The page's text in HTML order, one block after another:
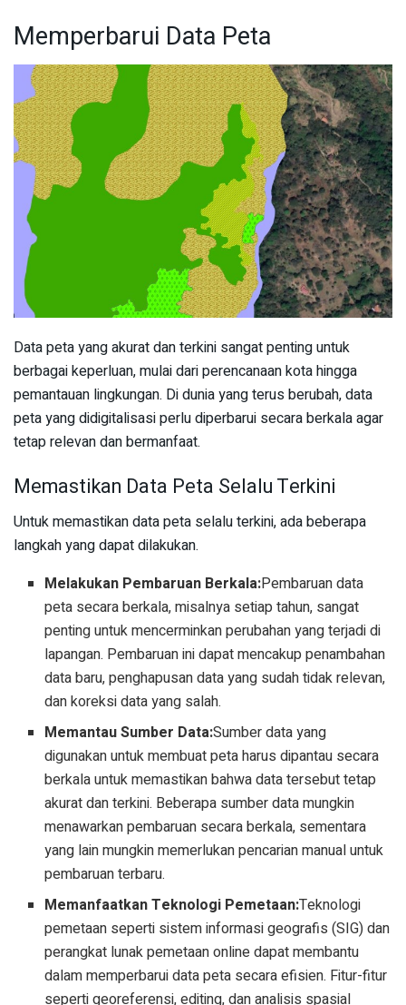
Memperbarui Data Peta
Data peta yang akurat dan terkini sangat penting untuk
berbagai keperluan, mulai dari perencanaan kota hingga
pemantauan lingkungan. Di dunia yang terus berubah, data
peta yang didigitalisasi perlu diperbarui secara berkala agar
tetap relevan dan bermanfaat.
Memastikan Data Peta Selalu Terkini
Untuk memastikan data peta selalu terkini, ada beberapa
langkah yang dapat dilakukan.
Melakukan Pembaruan Berkala:Pembaruan data
peta secara berkala, misalnya setiap tahun, sangat
penting untuk mencerminkan perubahan yang terjadi di
lapangan. Pembaruan ini dapat mencakup penambahan
data baru, penghapusan data yang sudah tidak relevan,
dan koreksi data yang salah.
Memantau Sumber Data:Sumber data yang
digunakan untuk membuat peta harus dipantau secara
berkala untuk memastikan bahwa data tersebut tetap
akurat dan terkini. Beberapa sumber data mungkin
menawarkan pembaruan secara berkala, sementara
yang lain mungkin memerlukan pencarian manual untuk
pembaruan terbaru.
Memanfaatkan Teknologi Pemetaan:Teknologi
pemetaan seperti sistem informasi geografis (SIG) dan
perangkat lunak pemetaan online dapat membantu
dalam memperbarui data peta secara efisien. Fitur-fitur
seperti georeferensi, editing, dan analisis spasial